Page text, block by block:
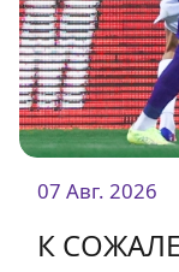
07 Авг. 2026
К